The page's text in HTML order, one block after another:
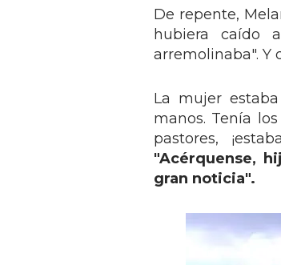
De repente,
hubiera caído
arremolinaba". Y
La mujer
manos. Tenía
pastores,
"Acérquense,
gran noticia".